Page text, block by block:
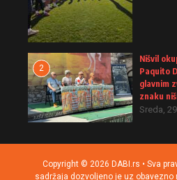
2
Nišvil
Paquito
glavnim
znaku
Sreda,
Copyright © 2026 DABI.rs • Sva
sadržaja dozvoljeno je uz obavezno